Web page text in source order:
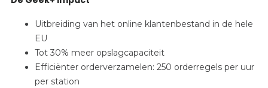
Uitbreiding van het online klantenbestand in de hele
EU
Tot 30% meer opslagcapaciteit
Efficiënter orderverzamelen: 250 orderregels per uur
per station